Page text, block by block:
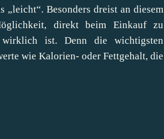
Besonders dreist an diesem
direkt beim Einkauf zu
ist. Denn die wichtigsten
wie Kalorien- oder Fettgehalt, die